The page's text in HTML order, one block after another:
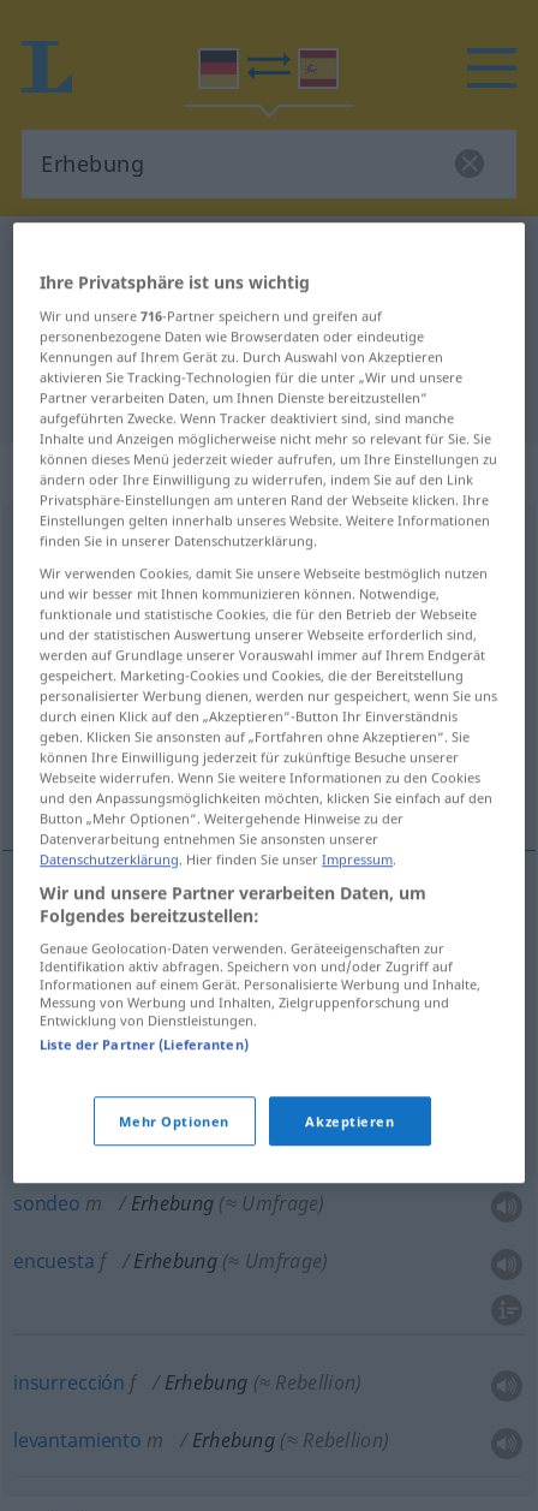
Deutsch-Spanisch Übersetzung für
"Erhebung"
"Erhebung" Spanisch Übersetzung
„Erhebung“: Femininum
Erhebungf <Erhebung;Erhebungen
Übersicht aller Übersetzungen
(Für mehr Details die Übersetzung anklicken/antippen)
elevación recaudación, cobro
recogida, sondeo, encuesta
insurrección, levantamiento
elevaciónf Erhebungim Gelände
recaudaciónf Erhebungv. Steuern
Erhebung v. Steuern
f Erhebungv. Daten
sondeo m Erhebung (≈ Umfrage)
encuesta f Erhebung (≈ Umfrage)
insurrección f Erhebung (≈ Rebellion)
levantamiento m Erhebung (≈ Rebellion)
Ihre Privatsphäre ist uns wichtig
Wir und unsere716-Partner speichern und greifen auf
personenbezogene Daten wie Browserdaten oder eindeutige
Kennungen auf Ihrem Gerät zu. Durch Auswahl von Akzeptieren
aktivieren Sie Tracking-Technologien für die unter „Wir und unsere
Partner verarbeiten Daten, um Ihnen Dienste bereitzustellen“
aufgeführten Zwecke. Wenn Tracker deaktiviert sind, sind manche
Inhalte und Anzeigen möglicherweise nicht mehr so relevant für Sie. Sie
können dieses Menü jederzeit wieder aufrufen, um Ihre Einstellungen zu
ändern oder Ihre Einwilligung zu widerrufen, indem Sie auf den Link
Privatsphäre-Einstellungen am unteren Rand der Webseite klicken. Ihre
Einstellungen gelten innerhalb unseres Website. Weitere Informationen
finden Sie in unserer Datenschutzerklärung.
Wir verwenden Cookies, damit Sie unsere Webseite bestmöglich nutzen
und wir besser mit Ihnen kommunizieren können. Notwendige,
funktionale und statistische Cookies, die für den Betrieb der Webseite
und der statistischen Auswertung unserer Webseite erforderlich sind,
werden auf Grundlage unserer Vorauswahl immer auf Ihrem Endgerät
gespeichert. Marketing-Cookies und Cookies, die der Bereitstellung
personalisierter Werbung dienen, werden nur gespeichert, wenn Sie uns
durch einen Klick auf den „Akzeptieren“-Button Ihr Einverständnis
geben. Klicken Sie ansonsten auf „Fortfahren ohne Akzeptieren“. Sie
können Ihre Einwilligung jederzeit für zukünftige Besuche unserer
Webseite widerrufen. Wenn Sie weitere Informationen zu den Cookies
und den Anpassungsmöglichkeiten möchten, klicken Sie einfach auf den
Button „Mehr Optionen“. Weitergehende Hinweise zu der
Datenverarbeitung entnehmen Sie ansonsten unserer
Datenschutzerklärung. Hier finden Sie unserImpressum.
Wir und unsere Partner verarbeiten Daten, um
Folgendes bereitzustellen:
Genaue Geolocation-Daten verwenden. Geräteeigenschaften zur
Identifikation aktiv abfragen. Speichern von und/oder Zugriff auf
Informationen auf einem Gerät. Personalisierte Werbung und Inhalte,
Messung von Werbung und Inhalten, Zielgruppenforschung und
Entwicklung von Dienstleistungen.
Liste der Partner (Lieferanten)
Mehr Optionen Akzeptieren